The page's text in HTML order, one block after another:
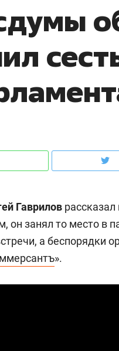
Гаврилов
он занял то место в
а беспорядки
».
Рекомендуем